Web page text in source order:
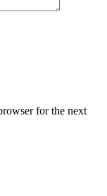
for the next